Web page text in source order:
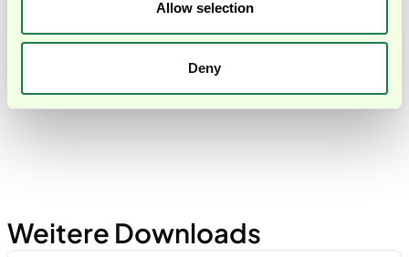
Allow selection
Deny
Welche Vorteile bietet mir diese Vorlage bei
der Erstellung von Eigenbelegen?
Weitere Downloads